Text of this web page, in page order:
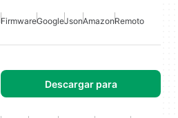
FirmwareGoogleJsonAmazonRemoto
Descargar para